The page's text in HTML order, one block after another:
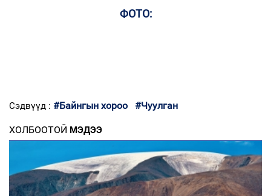
ФОТО:
Сэдвүүд : #Байнгын хороо #Чуулган
ХОЛБООТОЙ МЭДЭЭ